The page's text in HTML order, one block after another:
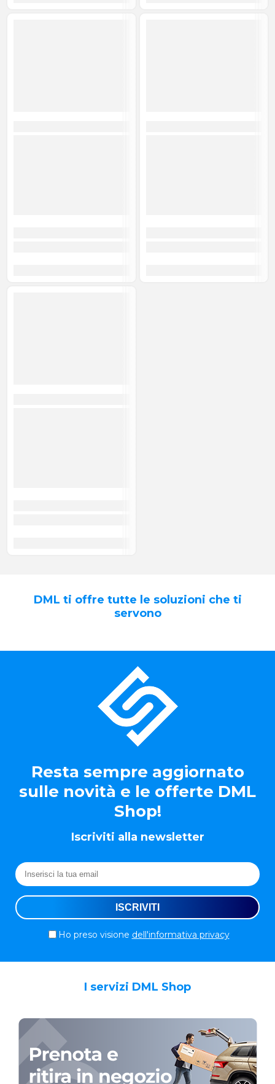
DML ti offre tutte le soluzioni che ti
servono
Resta sempre aggiornato
sulle novità e le offerte DML
Shop!
Iscriviti alla newsletter
Ho preso visione dell'informativa privacy
I servizi DML Shop